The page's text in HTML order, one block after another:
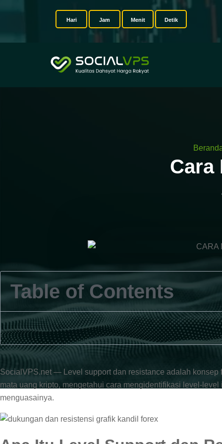
Hari Jam Menit Detik
Cara
Table of Contents
SocialVPS.net — Level support dan resistance adalah konsep
mata uang kripto, mengetahui cara mengidentifikasi level-
menguasainya.